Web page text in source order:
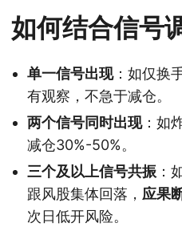
如何结合信号
单一信号出现：如仅换
有观察，不急于减仓。
两个信号同时出现：如
减仓30%-50%。
三个及以上信号共振 ：
跟风股集体回落， 应果
次日低开风险。